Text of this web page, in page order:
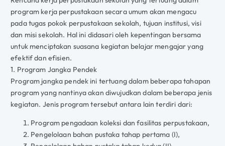
program kerja perpustakaan secara umum akan mengacu
pada tugas pokok perpustakaan sekolah, tujuan institusi, visi
dan misi sekolah. Hal ini didasari oleh kepentingan bersama
untuk menciptakan suasana kegiatan belajar mengajar yang
efektif dan efisien.
1. Program Jangka Pendek
Program jangka pendek ini tertuang dalam beberapa tahapan
program yang nantinya akan diwujudkan dalam beberapa jenis
kegiatan. Jenis program tersebut antara lain terdiri dari:
Program pengadaan koleksi dan fasilitas perpustakaan,
Pengelolaan bahan pustaka tahap pertama (I),